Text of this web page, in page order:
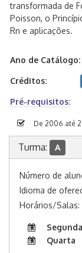
transformada de
Poisson, o
Rn e aplicações.
Ano de Catálogo:
Créditos:
Pré-requisitos:
De 2006 até
Turma: A
Número de
Idioma de
Horários/Salas:
Segunda
Quarta